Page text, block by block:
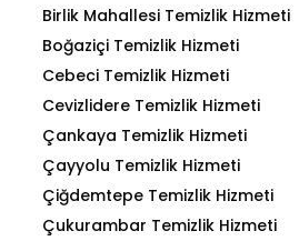
Birlik Mahallesi Temizlik Hizmeti
Boğaziçi Temizlik Hizmeti
Cebeci Temizlik Hizmeti
Cevizlidere Temizlik Hizmeti
Çankaya Temizlik Hizmeti
Çayyolu Temizlik Hizmeti
Çiğdemtepe Temizlik Hizmeti
Çukurambar Temizlik Hizmeti